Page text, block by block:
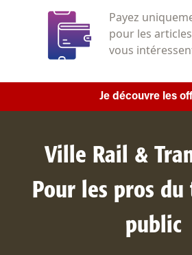
Payez
pour les
vous
Je découvre les
Ville Rail &
Pour les pros
public